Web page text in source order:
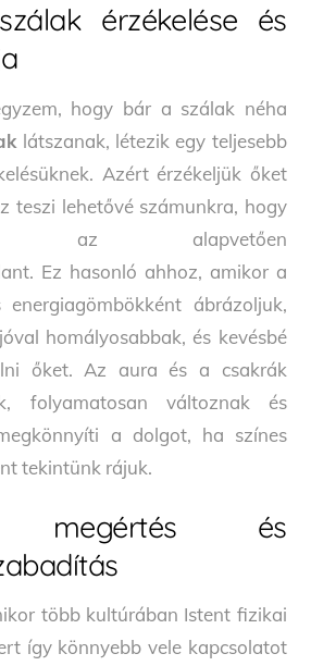
érzékelése és
hogy bár a szálak néha
látszanak, létezik egy teljesebb
Azért érzékeljük őket
teszi lehetővé számunkra, hogy
az alapvetően
Ez hasonló ahhoz, amikor a
energiagömbökként ábrázoljuk,
homályosabbak, és kevésbé
őket. Az aura és a csakrák
folyamatosan változnak és
a dolgot, ha színes
tekintünk rájuk.
megértés és
több kultúrában Istent fizikai
így könnyebb vele kapcsolatot